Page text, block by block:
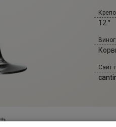
12 °
Сайт